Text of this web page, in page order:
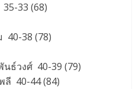
33 (68)
40-38 (78)
ธ์วงศ์ 40-39 (79)
ลี 40-44 (84)